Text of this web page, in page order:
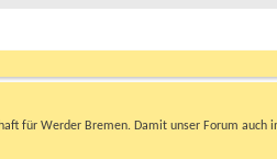
für Werder Bremen. Damit unser Forum auch